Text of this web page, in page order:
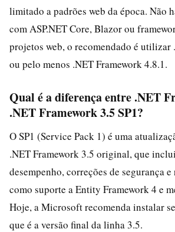
limitado a padrões web da época. Não
com ASP.NET Core, Blazor ou
projetos web, o recomendado é utilizar
ou pelo menos .NET Framework 4.8.1.
Qual é a diferença entre .NET
.NET Framework 3.5 SP1?
O SP1 (Service Pack 1) é uma
.NET Framework 3.5 original, que
desempenho, correções de segurança e
como suporte a Entity Framework 4 e
Hoje, a Microsoft recomenda instalar
que é a versão final da linha 3.5.